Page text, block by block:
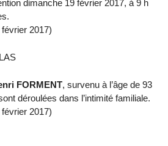
dimanche 19 février 2017, à 9 h
2017)
FORMENT, survenu à l’âge de 93
déroulées dans l’intimité familiale.
2017)